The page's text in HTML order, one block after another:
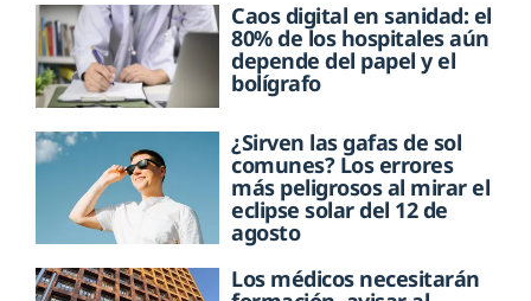
Caos digital en sanidad: el
80% de los hospitales aún
depende del papel y el
bolígrafo
¿Sirven las gafas de sol
comunes? Los errores
más peligrosos al mirar el
eclipse solar del 12 de
agosto
Los médicos necesitarán